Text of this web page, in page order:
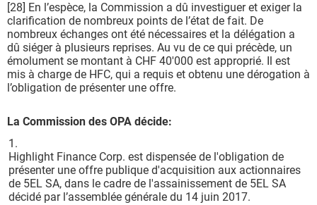
[28] En l’espèce, la Commission a dû investiguer et exiger la
clarification de nombreux points de l’état de fait. De
nombreux échanges ont été nécessaires et la délégation a
dû siéger à plusieurs reprises. Au vu de ce qui précède, un
émolument se montant à CHF 40'000 est approprié. Il est
mis à charge de HFC, qui a requis et obtenu une dérogation à
l’obligation de présenter une offre.
La Commission des OPA décide:
1.
Highlight Finance Corp. est dispensée de l'obligation de
présenter une offre publique d'acquisition aux actionnaires
de 5EL SA, dans le cadre de l'assainissement de 5EL SA
décidé par l’assemblée générale du 14 juin 2017.